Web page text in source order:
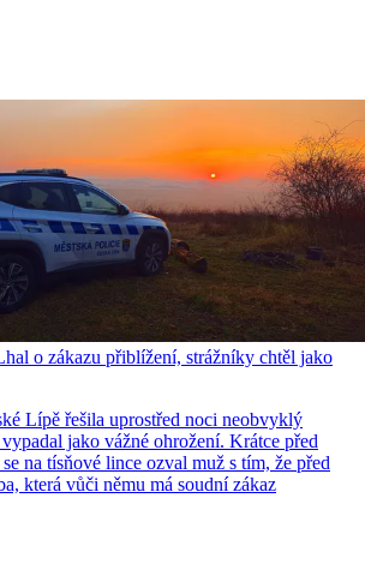
o zákazu přiblížení, strážníky chtěl jako
Lípě řešila uprostřed noci neobvyklý
jako vážné ohrožení. Krátce před
na tísňové lince ozval muž s tím, že před
která vůči němu má soudní zákaz